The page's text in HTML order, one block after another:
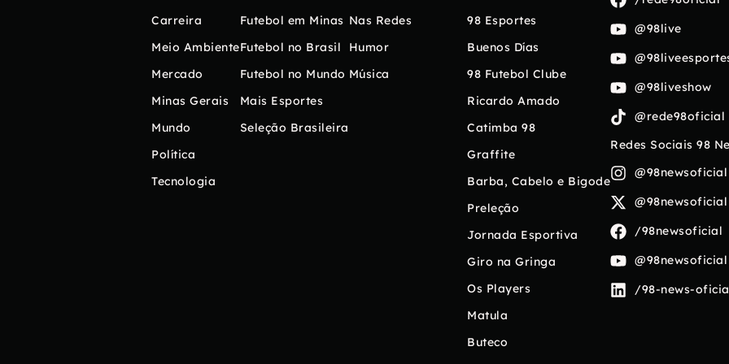
Carreira
Meio Ambiente
Mercado
Minas Gerais
Mundo
Política
Tecnologia
Futebol em Minas
Futebol no Brasil
Futebol no Mundo
Mais Esportes
Seleção Brasileira
Nas Redes
Humor
Música
98 Esportes
Buenos Días
98 Futebol Clube
Ricardo Amado
Catimba 98
Graffite
Barba, Cabelo e Bigode
Preleção
Jornada Esportiva
Giro na Gringa
Os Players
Matula
Buteco
@98live
@98liveshow
@rede98oficial
Redes Sociais 98
@98newsoficial
@98newsoficial
/98newsoficial
@98newsoficial
/98-news-